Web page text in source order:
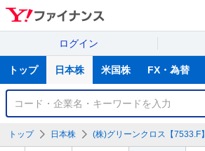
ログイン
サ
トップ 日本株 米国株 FX・為替
銘
検
トップ 日本株 (株)グリーンクロス【7533.F】